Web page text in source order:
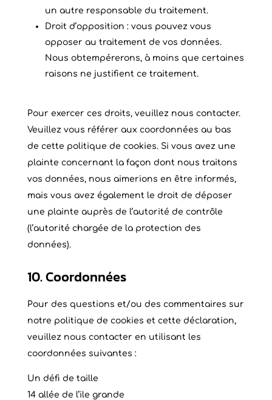
un autre responsable du traitement.
Droit d’opposition : vous pouvez vous
opposer au traitement de vos données.
Nous obtempérerons, à moins que certaines
raisons ne justifient ce traitement.
Pour exercer ces droits, veuillez nous contacter.
Veuillez vous référer aux coordonnées au bas
de cette politique de cookies. Si vous avez une
plainte concernant la façon dont nous traitons
vos données, nous aimerions en être informés,
mais vous avez également le droit de déposer
une plainte auprès de l’autorité de contrôle
(l’autorité chargée de la protection des
données).
10. Coordonnées
Pour des questions et/ou des commentaires sur
notre politique de cookies et cette déclaration,
veuillez nous contacter en utilisant les
coordonnées suivantes :
Un défi de taille
14 allée de l’ile grande